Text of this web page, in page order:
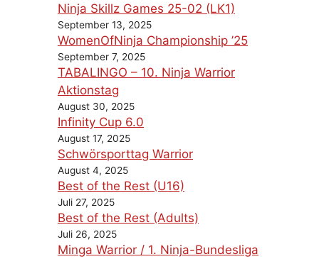
Ninja Skillz Games 25-02 (LK1)
September 13, 2025
WomenOfNinja Championship ’25
September 7, 2025
TABALINGO – 10. Ninja Warrior
Aktionstag
August 30, 2025
Infinity Cup 6.0
August 17, 2025
Schwörsporttag Warrior
August 4, 2025
Best of the Rest (U16)
Juli 27, 2025
Best of the Rest (Adults)
Juli 26, 2025
Minga Warrior / 1. Ninja-Bundesliga